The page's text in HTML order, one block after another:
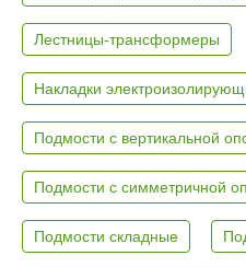
Лестницы-трансформеры
Накладки
Подмости с вертикальной
Подмости с симметричной
Подмости складные